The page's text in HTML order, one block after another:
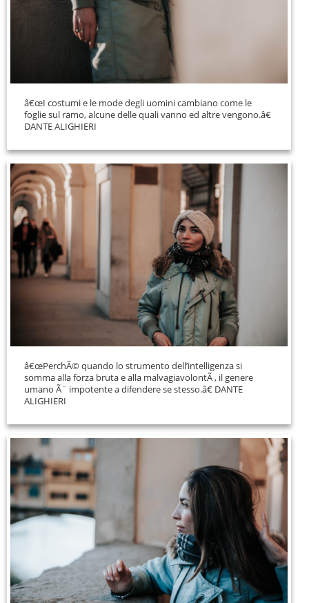
â€œI costumi e le mode degli uomini cambiano come le
foglie sul ramo, alcune delle quali vanno ed altre vengono.â€
DANTE ALIGHIERI
â€œPerchÃ© quando lo strumento dell’intelligenza si
somma alla forza bruta e alla malvagiavolontÃ , il genere
umano Ã¨ impotente a difendere se stesso.â€ DANTE
ALIGHIERI